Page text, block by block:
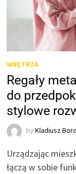
WNĘTRZA
Regały
do
stylowe
byKladiusz
Urządzając
łączą w sobie